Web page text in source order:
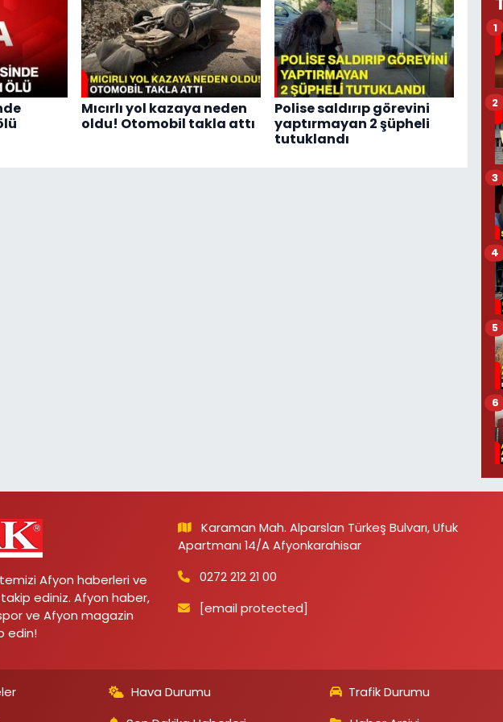
Mıcırlı yol kazaya neden
oldu! Otomobil takla attı
Polise saldırıp görevini
yaptırmayan 2 şüpheli
tutuklandı
1
2
3
4
5
6
Afyon haberleri ve
ediniz. Afyon haber,
ve Afyon magazin
edin!
Karaman Mah. Alparslan Türkeş Bulvarı, Ufuk
Apartmanı 14/A Afyonkarahisar
0272 212 21 00
[email protected]
Hava Durumu Trafik Durumu